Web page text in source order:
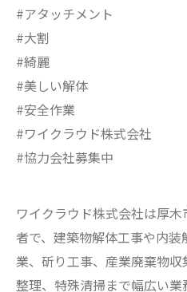
#アタッチメント
#大割
#綺麗
#美しい解体
#安全作業
#ワイクラウド株式会社
#協力会社募集中
ワイクラウド株式会社は厚
者で、建築物解体工事や内
業、斫り工事、産業廃棄物
整理、特殊清掃まで幅広い業